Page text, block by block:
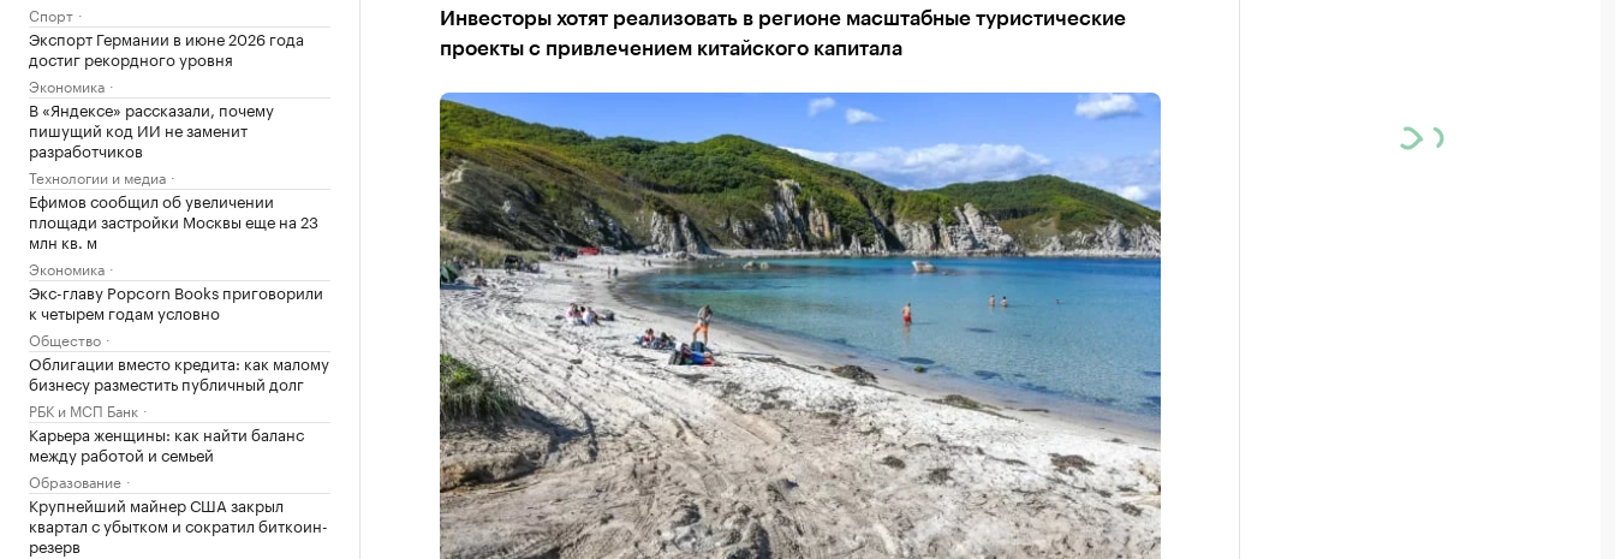
Спорт
Экспорт Германии в июне 2026 года
достиг рекордного уровня
Экономика
В «Яндексе» рассказали, почему
пишущий код ИИ не заменит
разработчиков
Технологии и медиа
Ефимов сообщил об увеличении
площади застройки Москвы еще на 23
млн кв. м
Экономика
Экс-главу Popcorn Books приговорили
к четырем годам условно
Общество
Облигации вместо кредита: как малому
бизнесу разместить публичный долг
РБК и МСП Банк
Карьера женщины: как найти баланс
между работой и семьей
Образование
Крупнейший майнер США закрыл
квартал с убытком и сократил биткоин-
резерв
Инвесторы хотят реализовать в регионе масштабные туристические
проекты с привлечением китайского капитала